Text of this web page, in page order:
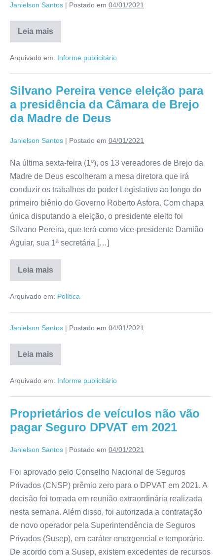
Janielson Santos | Postado em 04/01/2021
Leia mais
Arquivado em: Informe publicitário
Silvano Pereira vence eleição para
a presidência da Câmara de Brejo
da Madre de Deus
Janielson Santos | Postado em 04/01/2021
Na última sexta-feira (1º), os 13 vereadores de Brejo da
Madre de Deus escolheram a mesa diretora que irá
conduzir os trabalhos do poder Legislativo ao longo do
primeiro biênio do Governo Roberto Asfora. Com chapa
única disputando a eleição, o presidente eleito foi
Silvano Pereira, que terá como vice-presidente Damião
Aguiar, sua 1ª secretária […]
Leia mais
Arquivado em: Política
Janielson Santos | Postado em 04/01/2021
Leia mais
Arquivado em: Informe publicitário
Proprietários de veículos não vão
pagar Seguro DPVAT em 2021
Janielson Santos | Postado em 04/01/2021
Foi aprovado pelo Conselho Nacional de Seguros
Privados (CNSP) prêmio zero para o DPVAT em 2021. A
decisão foi tomada em reunião extraordinária realizada
nesta semana. Além disso, foi autorizada a contratação
de novo operador pela Superintendência de Seguros
Privados (Susep), em caráter emergencial e temporário.
De acordo com a Susep, existem excedentes de recursos